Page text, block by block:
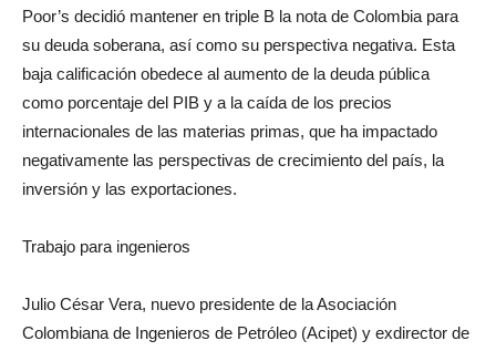
Poor’s decidió mantener en triple B la nota de Colombia para
su deuda soberana, así como su perspectiva negativa. Esta
baja calificación obedece al aumento de la deuda pública
como porcentaje del PIB y a la caída de los precios
internacionales de las materias primas, que ha impactado
negativamente las perspectivas de crecimiento del país, la
inversión y las exportaciones.
Trabajo para ingenieros
Julio César Vera, nuevo presidente de la Asociación
Colombiana de Ingenieros de Petróleo (Acipet) y exdirector de